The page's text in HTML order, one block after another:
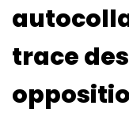
trace